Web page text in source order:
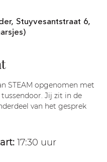
Stuyvesantstraat 6,
STEAM opgenomen met
Jij zit in de
van het gesprek
17:30 uur